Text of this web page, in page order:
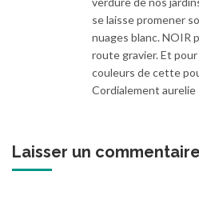
se laisse promener
nuages blanc. NOIR
route gravier. Et
couleurs de cette
Cordialement aurelie
Laisser un commentaire